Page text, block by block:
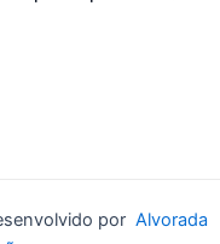
por Alvorada